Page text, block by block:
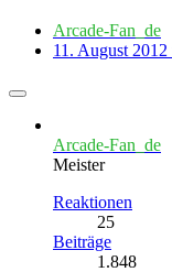
Arcade-Fan_de
11. August 2012
Arcade-Fan_de
Meister
Reaktionen
25
Beiträge
1.848